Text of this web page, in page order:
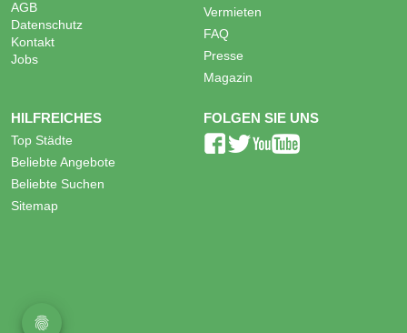
AGB
Datenschutz
Kontakt
Jobs
Vermieten
FAQ
Presse
Magazin
HILFREICHES
Top Städte
Beliebte Angebote
Beliebte Suchen
Sitemap
FOLGEN SIE UNS